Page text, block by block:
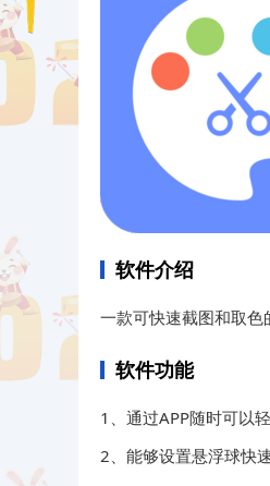
软件介绍
一款可快速截图和取
软件功能
1、通过APP随时可以
2、能够设置悬浮球快